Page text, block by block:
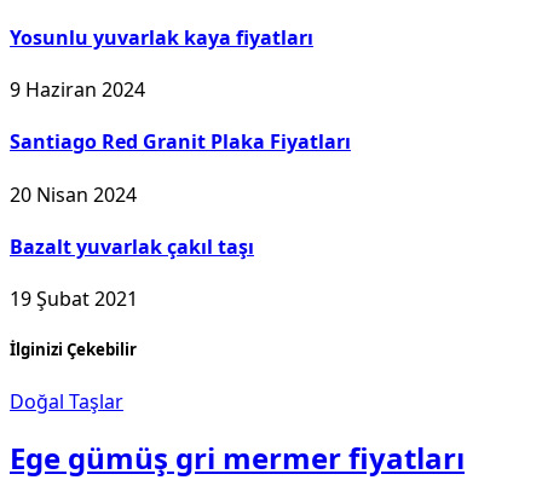
Yosunlu yuvarlak kaya fiyatları
9 Haziran 2024
Santiago Red Granit Plaka Fiyatları
20 Nisan 2024
Bazalt yuvarlak çakıl taşı
19 Şubat 2021
İlginizi Çekebilir
Doğal Taşlar
Ege gümüş gri mermer fiyatları